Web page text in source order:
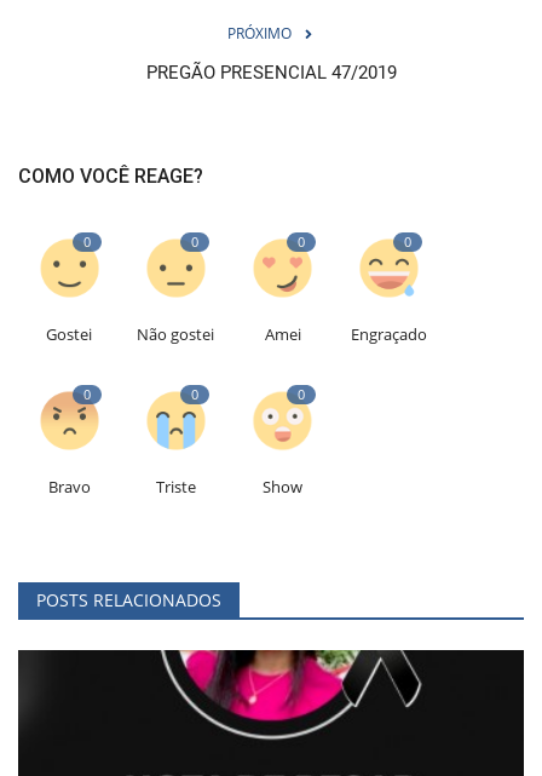
PRÓXIMO
PREGÃO PRESENCIAL 47/2019
COMO VOCÊ REAGE?
0
Gostei
0
Não gostei
0
Amei
0
Engraçado
0
Bravo
0
Triste
0
Show
POSTS RELACIONADOS